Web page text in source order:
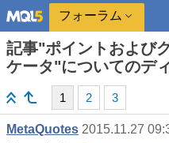
フォーラム
記事"ポイントおよび
ケータ"についてのデ
1 2 3
MetaQuotes 2015.11.27